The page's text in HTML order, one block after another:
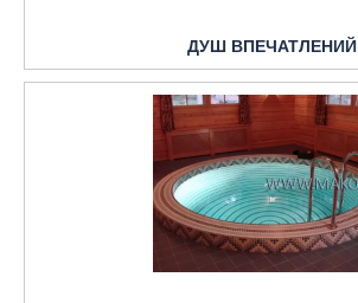
ДУШ ВПЕЧАТЛЕНИЙ